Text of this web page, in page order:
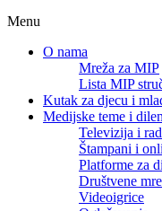
Menu
O nama
Mreža za MIP
Lista MIP
Kutak za djecu i
Medijske teme i
Televizija i
Štampani i
Platforme za
Društvene
Videoigrice